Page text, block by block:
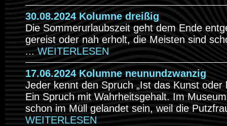
30.08.2024 Kolumne dreißig
Die Sommerurlaubszeit geht dem Ende
gereist oder nah erholt, die Meisten sind
...WEITERLESEN
17.06.2024 Kolumne neunundzwanzig
Jeder kennt den Spruch „Ist das Kunst oder
Ein Spruch mit Wahrheitsgehalt. Im
schon im Müll gelandet sein, weil die
WEITERLESEN